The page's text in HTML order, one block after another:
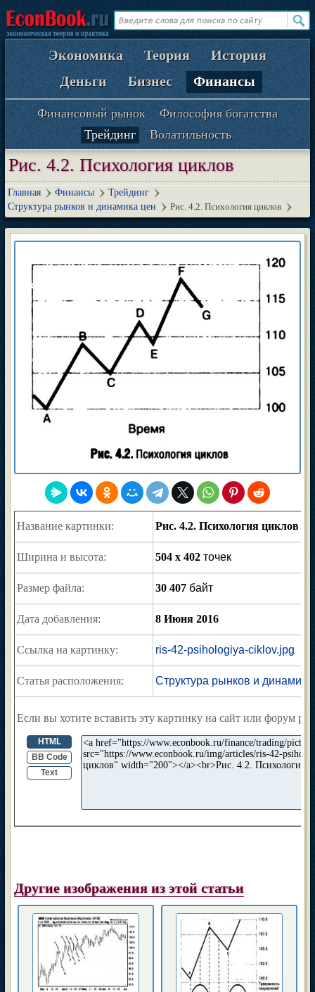
Экономика Теория
История
Деньги
Бизнес Финансы
Финансовый рынок
Философия богатства
Трейдинг
Волатильность
Рис. 4.2. Психология циклов
Главная Финансы
Трейдинг
Структура рынков и динамика цен
Рис. 4.2. Психология циклов
Название картинки: Рис. 4.2. Психология циклов
Ширина и высота: 504 x 402 точек
Размер файла: 30 407 байт
Дата добавления: 8 Июня 2016
Ссылка на картинку: ris-42-psihologiya-ciklov.jpg
Статья расположения: Структура рынков и
Если вы хотите вставить эту картинку на сайт или форум
HTML
BB Code
Text
Другие изображения из этой статьи